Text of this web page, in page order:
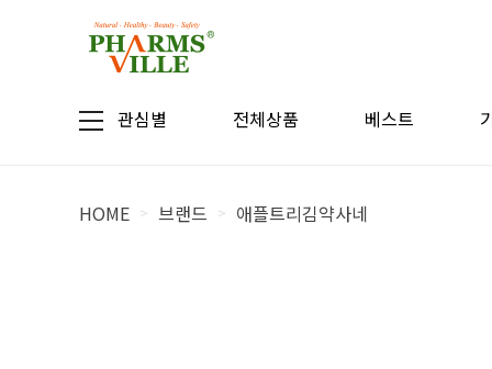
관심별 전체상품 베스트
HOME > 브랜드 > 애플트리김약사네